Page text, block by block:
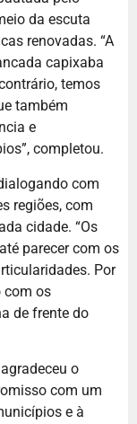
da escuta
renovadas. “A
capixaba
temos
também
e
completou.
com
regiões, com
cidade. “Os
parecer com os
Por
com os
de frente do
o
com um
e à